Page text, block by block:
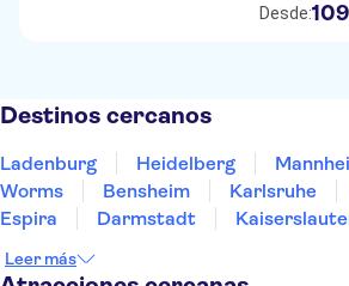
Desde:109
Destinos cercanos
Ladenburg Heidelberg
Worms
Bensheim Karlsruhe
Espira
Darmstadt
Leer más